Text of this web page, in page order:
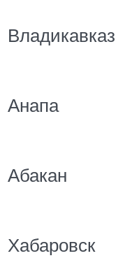
Владикавказ
Анапа
Абакан
Хабаровск